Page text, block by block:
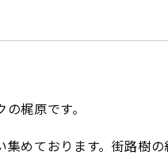
梶原です。
めております。街路樹